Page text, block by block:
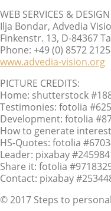
WEB SERVICES & DESIGN
Ilja Bondar, Advedia
Finkenstr. 13, D-84367
Phone: +49 (0) 8572
www.advedia-vision.org
PICTURE CREDITS:
Home: shutterstock
Testimonies: fotolia
Development: fotolia
How to generate
HS-Quotes: fotolia
Leader: pixabay
Share it: fotolia
Contact: pixabay
© 2017 Steps to